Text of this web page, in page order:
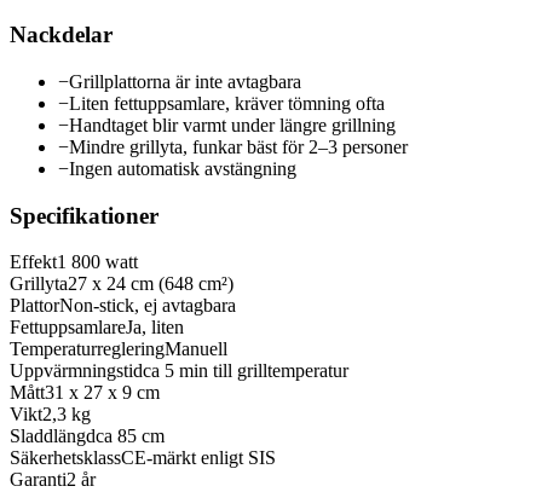
Nackdelar
−Grillplattorna är inte avtagbara
−Liten fettuppsamlare, kräver tömning ofta
−Handtaget blir varmt under längre grillning
−Mindre grillyta, funkar bäst för 2–3 personer
−Ingen automatisk avstängning
Specifikationer
Effekt1 800 watt
Grillyta27 x 24 cm (648 cm²)
PlattorNon-stick, ej avtagbara
FettuppsamlareJa, liten
TemperaturregleringManuell
Uppvärmningstidca 5 min till grilltemperatur
Mått31 x 27 x 9 cm
Vikt2,3 kg
Sladdlängdca 85 cm
SäkerhetsklassCE-märkt enligt SIS
Garanti2 år